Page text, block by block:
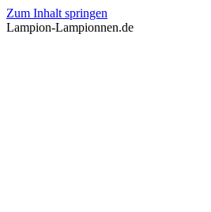
Zum Inhalt springen
Lampion-Lampionnen.de